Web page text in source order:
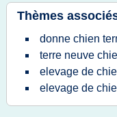
Thèmes
donne chien
terre neuve
elevage de
elevage de